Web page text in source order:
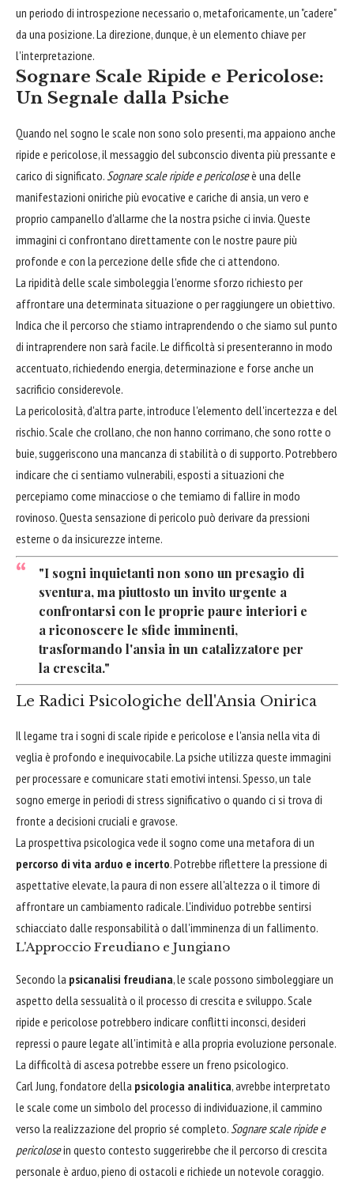
un periodo di introspezione necessario o, metaforicamente, un "cadere"
da una posizione. La direzione, dunque, è un elemento chiave per
l'interpretazione.
Sognare Scale Ripide e Pericolose:
Un Segnale dalla Psiche
Quando nel sogno le scale non sono solo presenti, ma appaiono anche
ripide e pericolose, il messaggio del subconscio diventa più pressante e
carico di significato. Sognare scale ripide e pericoloseè una delle
manifestazioni oniriche più evocative e cariche di ansia, un vero e
proprio campanello d'allarme che la nostra psiche ci invia. Queste
immagini ci confrontano direttamente con le nostre paure più
profonde e con la percezione delle sfide che ci attendono.
La ripidità delle scale simboleggia l'enorme sforzo richiesto per
affrontare una determinata situazione o per raggiungere un obiettivo.
Indica che il percorso che stiamo intraprendendo o che siamo sul punto
di intraprendere non sarà facile. Le difficoltà si presenteranno in modo
accentuato, richiedendo energia, determinazione e forse anche un
sacrificio considerevole.
La pericolosità, d'altra parte, introduce l'elemento dell'incertezza e del
rischio. Scale che crollano, che non hanno corrimano, che sono rotte o
buie, suggeriscono una mancanza di stabilità o di supporto. Potrebbero
indicare che ci sentiamo vulnerabili, esposti a situazioni che
percepiamo come minacciose o che temiamo di fallire in modo
rovinoso. Questa sensazione di pericolo può derivare da pressioni
esterne o da insicurezze interne.
"I sogni inquietanti non sono un presagio di
sventura, ma piuttosto un invito urgente a
confrontarsi con le proprie paure interiori e
a riconoscere le sfide imminenti,
trasformando l'ansia in un catalizzatore per
la crescita."
Le Radici Psicologiche dell'Ansia Onirica
Il legame tra i sogni di scale ripide e pericolose e l'ansia nella vita di
veglia è profondo e inequivocabile. La psiche utilizza queste immagini
per processare e comunicare stati emotivi intensi. Spesso, un tale
sogno emerge in periodi di stress significativo o quando ci si trova di
fronte a decisioni cruciali e gravose.
La prospettiva psicologica vede il sogno come una metafora di un
percorso di vita arduo e incerto. Potrebbe riflettere la pressione di
aspettative elevate, la paura di non essere all'altezza o il timore di
affrontare un cambiamento radicale. L'individuo potrebbe sentirsi
schiacciato dalle responsabilità o dall'imminenza di un fallimento.
L'Approccio Freudiano e Jungiano
Secondo la psicanalisi freudiana, le scale possono simboleggiare un
aspetto della sessualità o il processo di crescita e sviluppo. Scale
ripide e pericolose potrebbero indicare conflitti inconsci, desideri
repressi o paure legate all'intimità e alla propria evoluzione personale.
La difficoltà di ascesa potrebbe essere un freno psicologico.
Carl Jung, fondatore della psicologia analitica, avrebbe interpretato
le scale come un simbolo del processo di individuazione, il cammino
verso la realizzazione del proprio sé completo. Sognare scale ripide e
pericolosein questo contesto suggerirebbe che il percorso di crescita
personale è arduo, pieno di ostacoli e richiede un notevole coraggio.